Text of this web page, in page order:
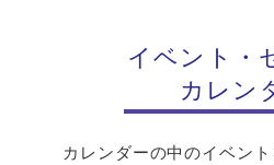
イベント・
カレン
カレンダーの中のイベント